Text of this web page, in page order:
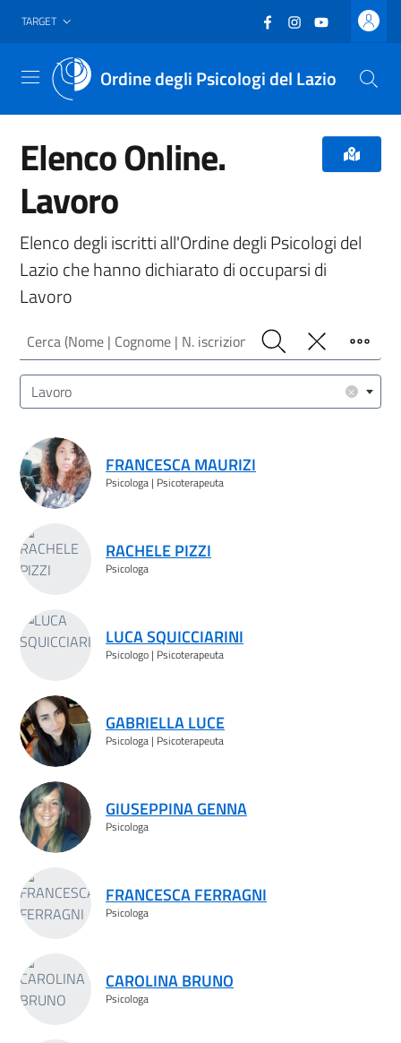
Vai al header
Vai al contenuto principale
Vai al footer
TARGET Facebook
(nuova scheda -
Instagram
(nuova scheda
YouTube
(nuova
Ordine degli Psicologi del Lazio
Menu
Elenco Online.
Lavoro
Elenco degli iscritti all'Ordine degli Psicologi del
Lazio che hanno dichiarato di occuparsi di
Lavoro
Cerca (Nome | Cognome | N. iscrizione)
Cerca PulisciFiltro
Area/Target (Area Intervento | Target Utenza)
×
Lavoro
Risultati ricerca
FRANCESCA MAURIZI
Psicologa | Psicoterapeuta
RACHELE PIZZI
Psicologa
LUCA SQUICCIARINI
Psicologo | Psicoterapeuta
GABRIELLA LUCE
Psicologa | Psicoterapeuta
GIUSEPPINA GENNA
Psicologa
FRANCESCA FERRAGNI
Psicologa
CAROLINA BRUNO
Psicologa